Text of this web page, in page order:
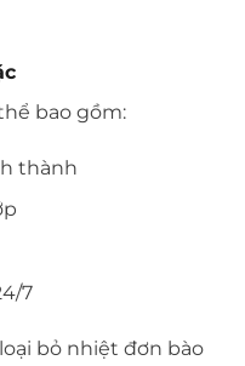
bao gồm:
thành
7
bỏ nhiệt đơn bào